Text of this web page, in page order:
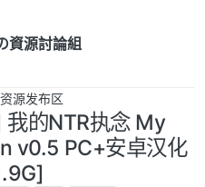
資源討論組
资源发布区
的NTR执念 My
v0.5 PC+安卓汉化